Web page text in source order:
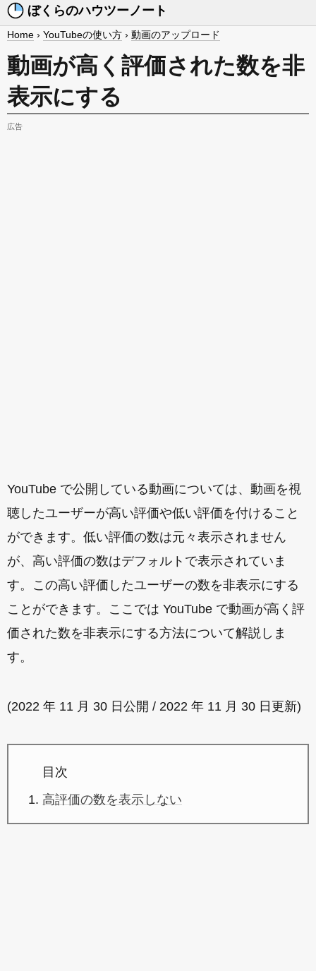
ぼくらのハウツーノート
Home › YouTubeの使い方 › 動画のアップロード
動画が高く評価された数を非
表示にする
広告
YouTube で公開している動画については、動画を視
聴したユーザーが高い評価や低い評価を付けること
ができます。低い評価の数は元々表示されません
が、高い評価の数はデフォルトで表示されていま
す。この高い評価したユーザーの数を非表示にする
ことができます。ここでは YouTube で動画が高く評
価された数を非表示にする方法について解説しま
す。
(2022 年 11 月 30 日公開 / 2022 年 11 月 30 日更新)
目次
高評価の数を表示しない